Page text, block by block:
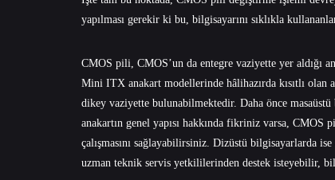
yapılması gerekir ki bu, bilgisayarını sıklıkla
CMOS pili, CMOS’un da entegre vaziyette yer aldığı
Mini ITX anakart modellerinde hâlihazırda kısıtlı olan
dikey vaziyette bulunabilmektedir. Daha önce masaüstü
anakartın genel yapısı hakkında fikriniz varsa,
çalışmasını sağlayabilirsiniz. Dizüstü bilgisayarlarda
uzman teknik servis yetkililerinden destek isteyebilir,